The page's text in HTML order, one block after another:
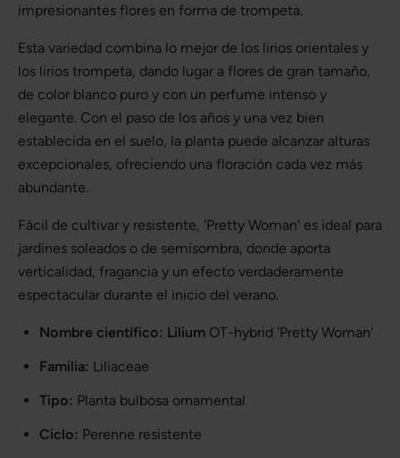
impresionantes flores en forma de trompeta.
Esta variedad combina lo mejor de los lirios orientales y
los lirios trompeta, dando lugar a flores de gran tamaño,
de color blanco puro y con un perfume intenso y
elegante. Con el paso de los años y una vez bien
establecida en el suelo, la planta puede alcanzar alturas
excepcionales, ofreciendo una floración cada vez más
abundante.
Fácil de cultivar y resistente, 'Pretty Woman' es ideal para
jardines soleados o de semisombra, donde aporta
verticalidad, fragancia y un efecto verdaderamente
espectacular durante el inicio del verano.
Nombre científico: Lilium OT-hybrid 'Pretty Woman'
Familia: Liliaceae
Tipo: Planta bulbosa ornamental
Ciclo: Perenne resistente